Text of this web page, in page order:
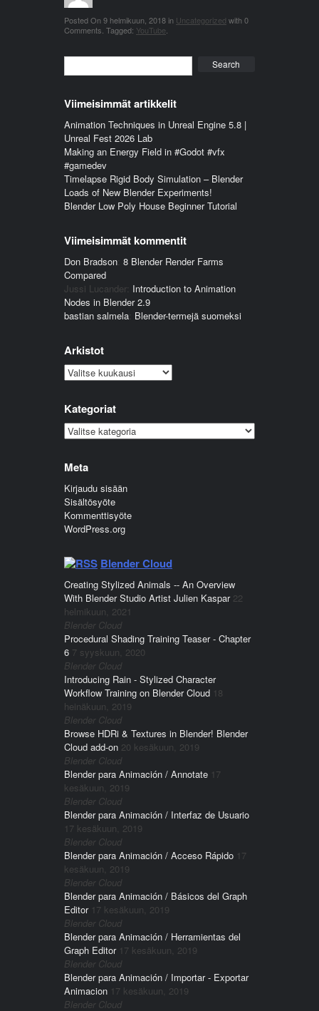
Posted On9 helmikuun, 2018in Uncategorized with0
Comments Tagged: YouTube
Viimeisimmät artikkelit
Animation Techniques in Unreal Engine 5.8 |
Unreal Fest 2026 Lab
Making an Energy Field in #Godot #vfx
#gamedev
Timelapse Rigid Body Simulation – Blender
Loads of New Blender Experiments!
Blender Low Poly House Beginner Tutorial
Viimeisimmät kommentit
Don Bradson: 8 Blender Render Farms
Compared
Jussi Lucander: Introduction to Animation
Nodes in Blender 2.9
bastian salmela: Blender-termejä suomeksi
Arkistot
Arkistot
Kategoriat
Kategoriat
Meta
Kirjaudu sisään
Sisältösyöte
Kommenttisyöte
WordPress.org
Blender Cloud
Creating Stylized Animals -- An Overview
With Blender Studio Artist Julien Kaspar 22
helmikuun, 2021
Blender Cloud
Procedural Shading Training Teaser - Chapter
6 7 syyskuun, 2020
Blender Cloud
Introducing Rain - Stylized Character
Workflow Training on Blender Cloud 18
heinäkuun, 2019
Blender Cloud
Browse HDRi & Textures in Blender! Blender
Cloud add-on 20 kesäkuun, 2019
Blender Cloud
Blender para Animación / Annotate 17
kesäkuun, 2019
Blender Cloud
Blender para Animación / Interfaz de Usuario
17 kesäkuun, 2019
Blender Cloud
Blender para Animación / Acceso Rápido 17
kesäkuun, 2019
Blender Cloud
Blender para Animación / Básicos del Graph
Editor 17 kesäkuun, 2019
Blender Cloud
Blender para Animación / Herramientas del
Graph Editor 17 kesäkuun, 2019
Blender Cloud
Blender para Animación / Importar - Exportar
Animacion 17 kesäkuun, 2019
Blender Cloud